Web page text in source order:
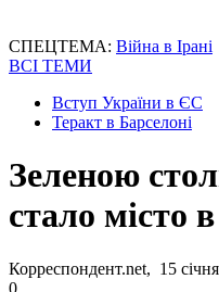
СПЕЦТЕМА: Війна в Ірані
ВСІ ТЕМИ
Вступ України в ЄС
Теракт в Барселоні
Зеленою
стало місто
Корреспондент.net, 15
0